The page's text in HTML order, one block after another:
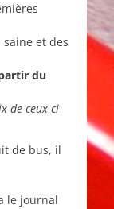
et des
partir du
de ceux-ci
de bus, il
le journal